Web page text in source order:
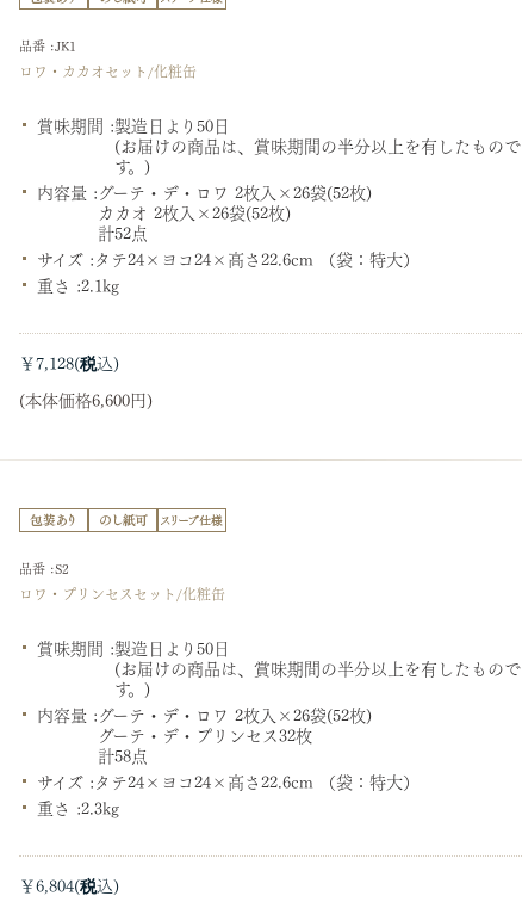
ロワ・カカオセット/化粧缶
品番 :JK1
賞味期間 :製造日より50日
(お届けの商品は、賞味期間の半分以上を有したもので
す。)
内容量 :グーテ・デ・ロワ 2枚入×26袋(52枚)
カカオ 2枚入×26袋(52枚)
計52点
サイズ :タテ24×ヨコ24×高さ22.6cm （袋：特大）
重さ :2.1kg
￥7,128
(本体価格6,600円)
ロワ・プリンセスセット/化粧缶
品番 :S2
賞味期間 :製造日より50日
(お届けの商品は、賞味期間の半分以上を有したもので
す。)
内容量 :グーテ・デ・ロワ 2枚入×26袋(52枚)
グーテ・デ・プリンセス32枚
計58点
サイズ :タテ24×ヨコ24×高さ22.6cm （袋：特大）
重さ :2.3kg
￥6,804